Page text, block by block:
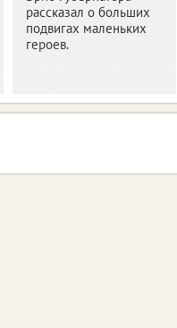
рассказал о больших
подвигах маленьких
героев.